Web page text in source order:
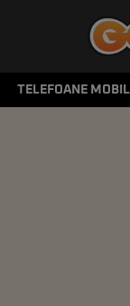
TELEFOANE